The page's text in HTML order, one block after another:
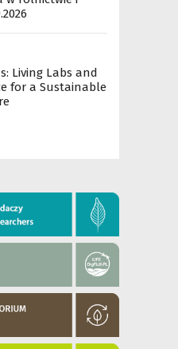
Living Labs and
for a Sustainable